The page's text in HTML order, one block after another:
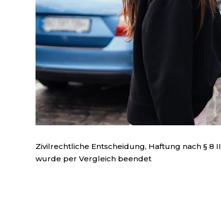
Zivilrechtliche Entscheidung, Haftung nach § 8
wurde per Vergleich beendet